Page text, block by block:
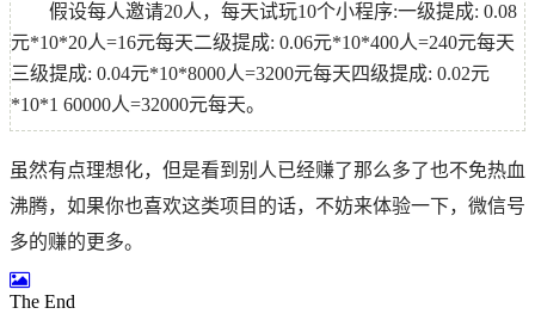
假设每人邀请20人，每天试玩10个小程序:一级提成: 0.08
元*10*20人=16元每天二级提成: 0.06元*10*400人=240元每天
三级提成: 0.04元*10*8000人=3200元每天四级提成: 0.02元
*10*1 60000人=32000元每天。
虽然有点理想化，但是看到别人已经赚了那么多了也不免热血
沸腾，如果你也喜欢这类项目的话，不妨来体验一下，微信号
多的赚的更多。
The End